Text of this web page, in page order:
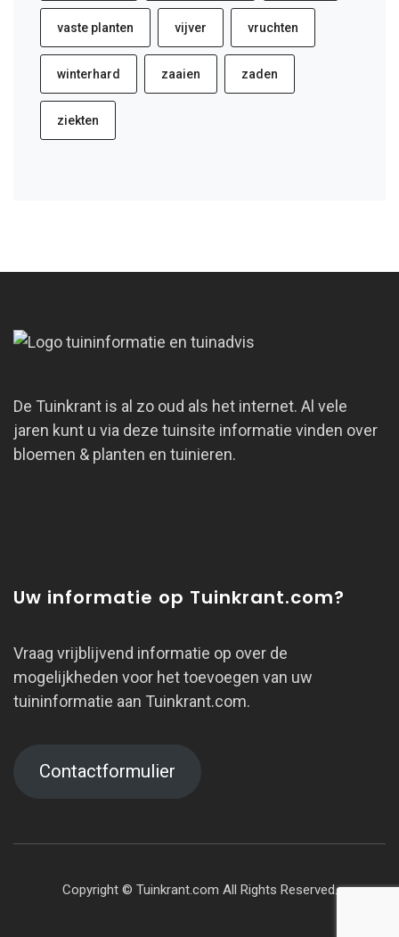
vaste planten vijver vruchten
winterhard zaaien zaden
ziekten
De Tuinkrant is al zo oud als het internet. Al vele
jaren kunt u via deze tuinsite informatie vinden over
bloemen & planten en tuinieren.
Uw informatie op Tuinkrant.com?
Vraag vrijblijvend informatie op over de
mogelijkheden voor het toevoegen van uw
tuininformatie aan Tuinkrant.com.
Contactformulier
Copyright © Tuinkrant.com All Rights Reserved.